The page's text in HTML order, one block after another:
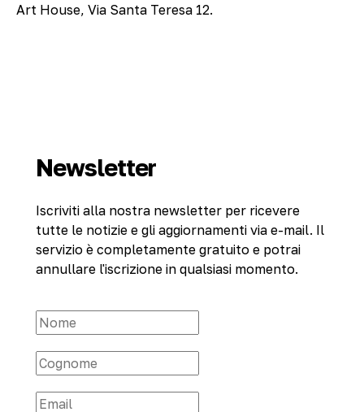
Art House, Via Santa Teresa 12.
Newsletter
Iscriviti alla nostra newsletter per ricevere
tutte le notizie e gli aggiornamenti via e-mail. Il
servizio è completamente gratuito e potrai
annullare l'iscrizione in qualsiasi momento.